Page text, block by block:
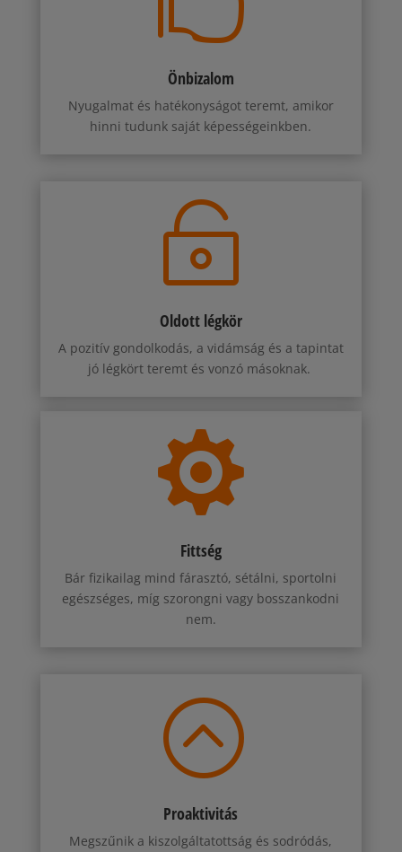
Önbizalom
Nyugalmat és hatékonyságot teremt, amikor
hinni tudunk saját képességeinkben.

Oldott légkör
A pozitív gondolkodás, a vidámság és a tapintat
jó légkört teremt és vonzó másoknak.

Fittség
Bár fizikailag mind fárasztó, sétálni, sportolni
egészséges, míg szorongni vagy bosszankodni
nem.
:
Proaktivitás
Megszűnik a kiszolgáltatottság és sodródás,